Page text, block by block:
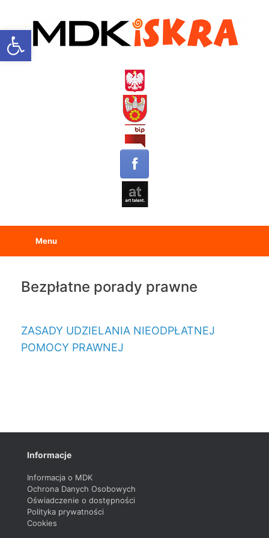
Open toolbar
Menu
Bezpłatne porady prawne
ZASADY UDZIELANIA NIEODPŁATNEJ
POMOCY PRAWNEJ
Informacje
Informacja o MDK
Ochrona Danych Osobowych
Oświadczenie o dostępności
Polityka prywatności
Cookies